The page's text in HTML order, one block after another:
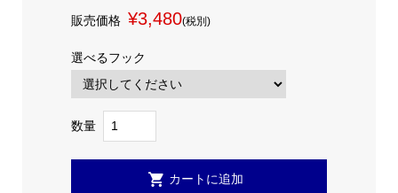
販売価格 ¥3,480(税別)
選べるフック
数量